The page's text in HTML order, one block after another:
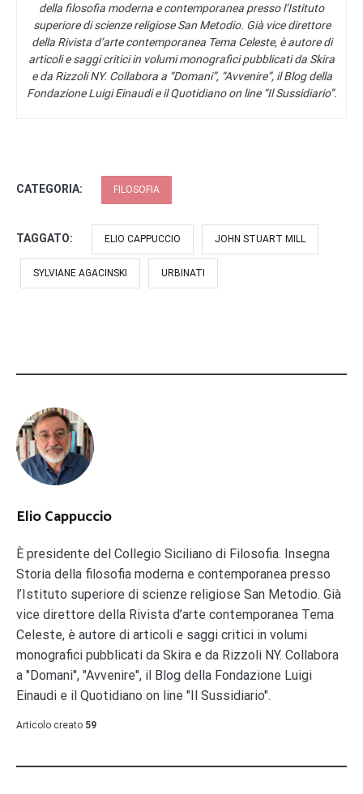
della filosofia moderna e contemporanea presso l’Istituto
superiore di scienze religiose San Metodio. Già vice direttore
della Rivista d’arte contemporanea Tema Celeste, è autore di
articoli e saggi critici in volumi monografici pubblicati da Skira
e da Rizzoli NY. Collabora a “Domani”, “Avvenire”, il Blog della
Fondazione Luigi Einaudi e il Quotidiano on line “Il Sussidiario”.
CATEGORIA: FILOSOFIA
TAGGATO: ELIO CAPPUCCIO JOHN STUART MILL
SYLVIANE AGACINSKI URBINATI
Elio Cappuccio
È presidente del Collegio Siciliano di Filosofia. Insegna
Storia della filosofia moderna e contemporanea presso
l’Istituto superiore di scienze religiose San Metodio. Già
vice direttore della Rivista d’arte contemporanea Tema
Celeste, è autore di articoli e saggi critici in volumi
monografici pubblicati da Skira e da Rizzoli NY. Collabora
a "Domani", "Avvenire", il Blog della Fondazione Luigi
Einaudi e il Quotidiano on line "Il Sussidiario".
Articolo creato 59